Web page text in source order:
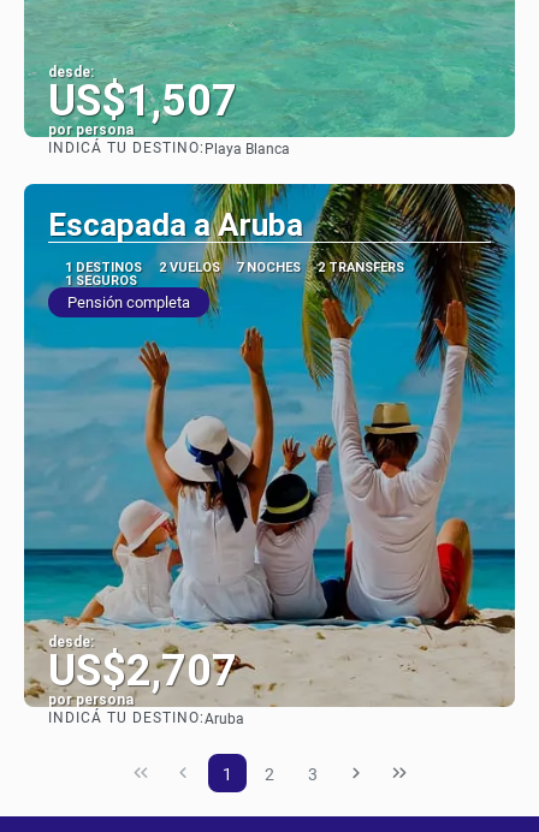
desde:
US$1,507
por persona
INDICÁ TU DESTINO: Playa Blanca
Escapada a Aruba
1 DESTINOS 2 VUELOS 7 NOCHES
2 TRANSFERS
1 SEGUROS
Pensión completa
desde:
US$2,707
por persona
INDICÁ TU DESTINO:Aruba
1 2 3